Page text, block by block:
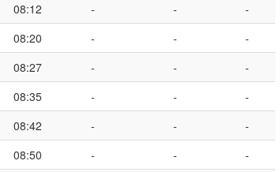
08:12 - -
-
08:20 - -
-
08:27 - -
-
08:35 - -
-
08:42 - -
-
08:50 - -
-